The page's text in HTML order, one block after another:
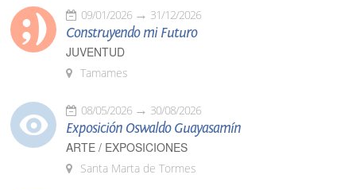
09/01/2026 31/12/2026
Construyendo mi Futuro
JUVENTUD
Tamames
08/05/2026 30/08/2026
Exposición Oswaldo Guayasamín
ARTE / EXPOSICIONES
Santa Marta de Tormes